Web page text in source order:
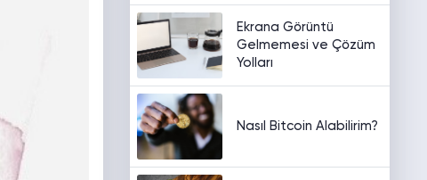
Ekrana Görüntü
Gelmemesi ve Çözüm
Yolları
Nasıl Bitcoin Alabilirim?